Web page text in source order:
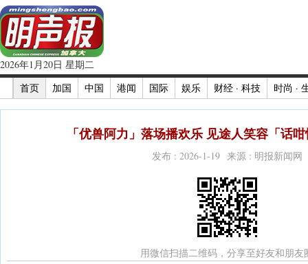
2026年1月20日 星期二
首页
加国 中国 港闻 国际 娱乐 财经 · 科技 时尚 ·
「优兽阿力」落场播欢乐 见途人笑容「话
发布 : 2026-1-19 来源 : 明报新闻网
用微信扫描二维码，分享至好友和朋友